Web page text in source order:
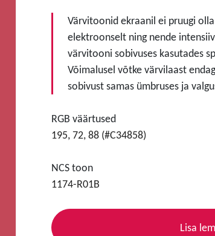
Värvitoonid ekraanil ei pruugi
elektroonselt ning nende
värvitooni sobivuses kasutades
Võimalusel võtke värvilaast
sobivust samas ümbruses ja
RGB väärtused
195, 72, 88 (#C34858)
NCS toon
1174-R01B
Lisa